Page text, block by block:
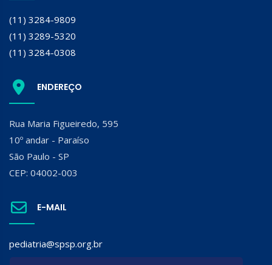
(11) 3284-9809
(11) 3289-5320
(11) 3284-0308
ENDEREÇO
Rua Maria Figueiredo, 595
10º andar - Paraíso
São Paulo - SP
CEP: 04002-003
E-MAIL
pediatria@spsp.org.br